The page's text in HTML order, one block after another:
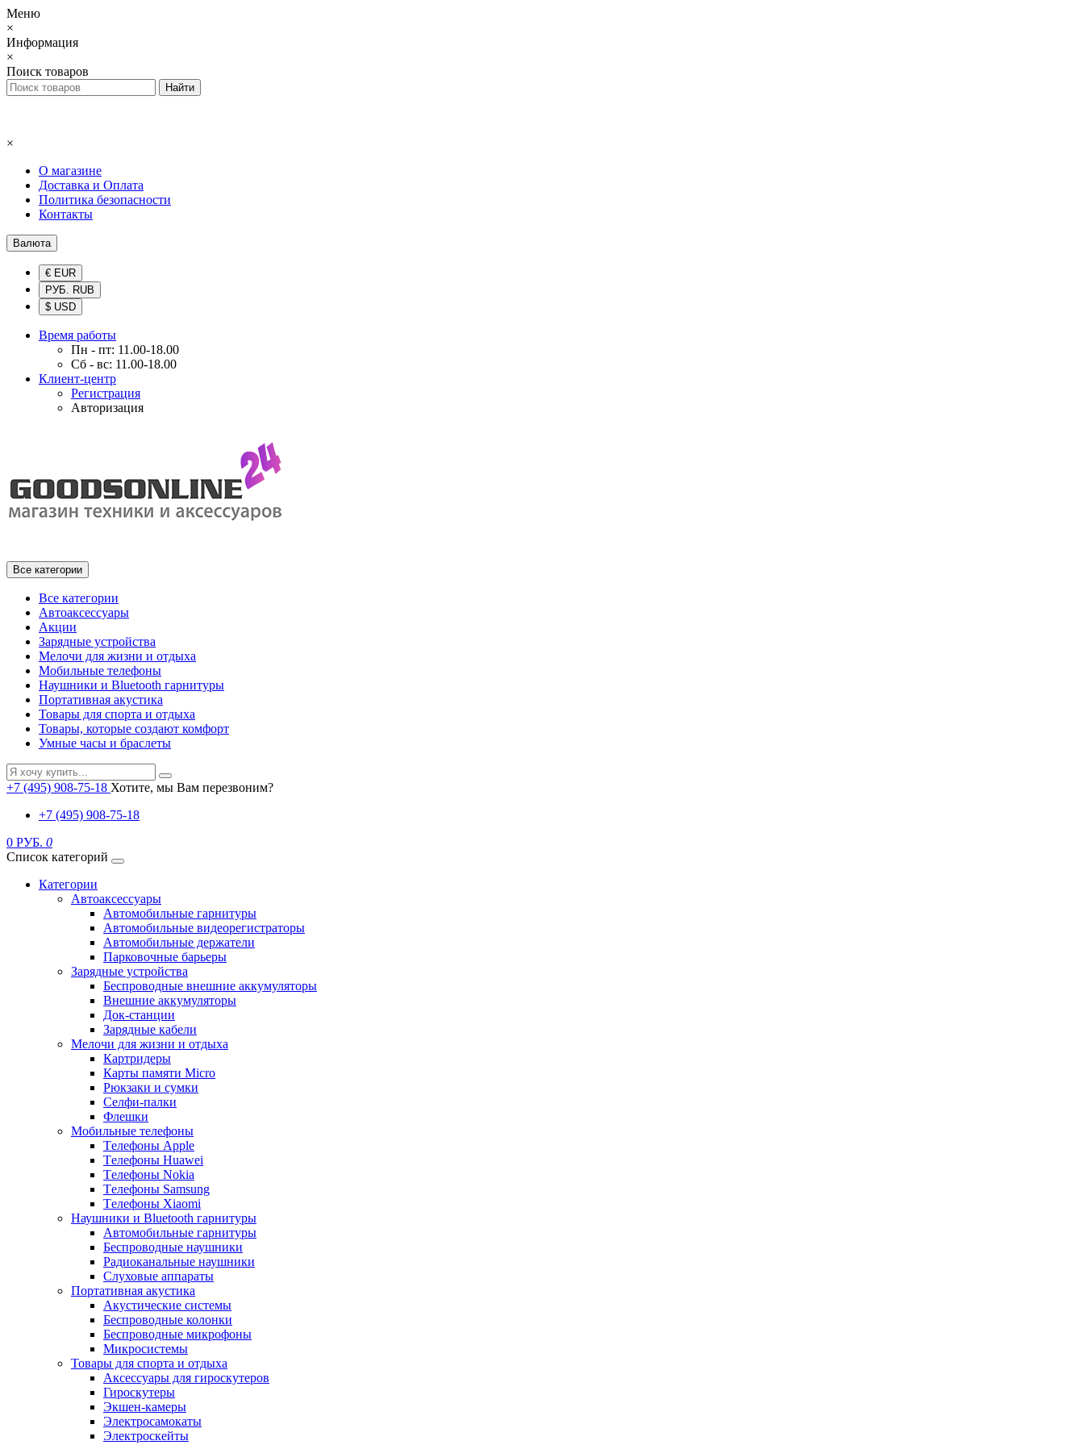
Меню
×
Информация
×
Поиск товаров
×
О магазине
Доставка и Оплата
Политика безопасности
Контакты
Валюта
€ EUR
РУБ. RUB
$ USD
Время работы
Пн - пт: 11.00-18.00
Сб - вс: 11.00-18.00
Клиент-центр
Регистрация
Авторизация
Все категории
Все категории
Автоаксессуары
Акции
Зарядные устройства
Мелочи для жизни и отдыха
Мобильные телефоны
Наушники и Bluetooth гарнитуры
Портативная акустика
Товары для спорта и отдыха
Товары, которые создают комфорт
Умные часы и браслеты
+7 (495) 908-75-18 Хотите, мы Вам перезвоним?
+7 (495) 908-75-18
0 РУБ. 0
Список категорий
Категории
Автоаксессуары
Автомобильные гарнитуры
Автомобильные видеорегистраторы
Автомобильные держатели
Парковочные барьеры
Зарядные устройства
Беспроводные внешние аккумуляторы
Внешние аккумуляторы
Док-станции
Зарядные кабели
Мелочи для жизни и отдыха
Картридеры
Карты памяти Micro
Рюкзаки и сумки
Селфи-палки
Флешки
Мобильные телефоны
Tелефоны Apple
Tелефоны Huawei
Tелефоны Nokia
Tелефоны Samsung
Tелефоны Xiaomi
Наушники и Bluetooth гарнитуры
Автомобильные гарнитуры
Беспроводные наушники
Радиоканальные наушники
Слуховые аппараты
Портативная акустика
Акустические системы
Беспроводные колонки
Беспроводные микрофоны
Микросистемы
Товары для спорта и отдыха
Аксессуары для гироскутеров
Гироскутеры
Экшен-камеры
Электросамокаты
Электроскейты